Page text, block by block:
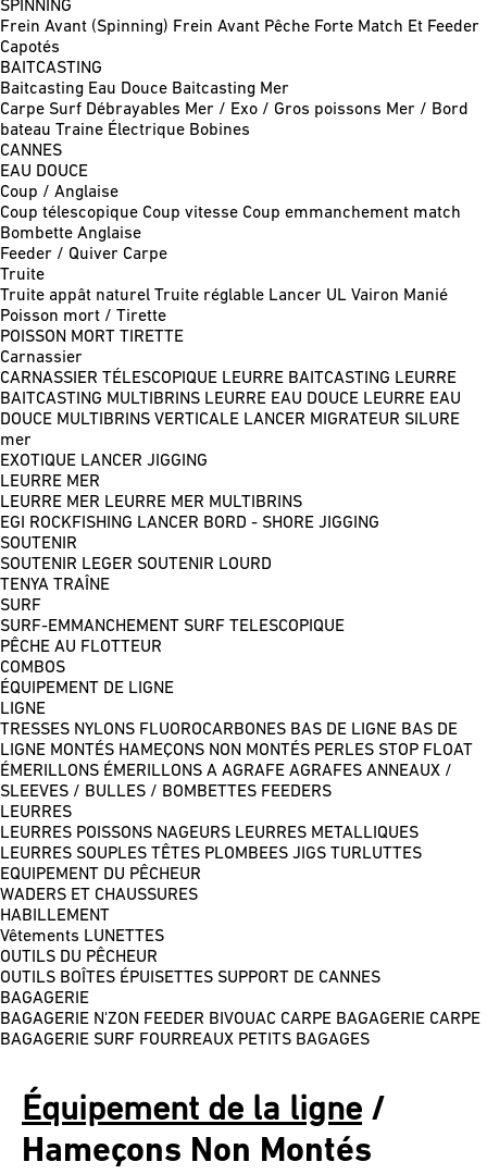
SPINNING
Frein Avant (Spinning) Frein Avant Pêche Forte Match Et Feeder
Capotés
BAITCASTING
Baitcasting Eau Douce Baitcasting Mer
Carpe Surf Débrayables Mer / Exo / Gros poissons Mer / Bord
bateau Traine Électrique Bobines
CANNES
EAU DOUCE
Coup / Anglaise
Coup télescopique Coup vitesse Coup emmanchement match
Bombette Anglaise
Feeder / Quiver Carpe
Truite
Truite appât naturel Truite réglable Lancer UL Vairon Manié
Poisson mort / Tirette
POISSON MORT TIRETTE
Carnassier
CARNASSIER TÉLESCOPIQUE LEURRE BAITCASTING LEURRE
BAITCASTING MULTIBRINS LEURRE EAU DOUCE LEURRE EAU
DOUCE MULTIBRINS VERTICALE LANCER MIGRATEUR SILURE
mer
EXOTIQUE LANCER JIGGING
LEURRE MER
LEURRE MER LEURRE MER MULTIBRINS
EGI
ROCKFISHING LANCER BORD - SHORE JIGGING
SOUTENIR
SOUTENIR LEGER SOUTENIR LOURD
TENYA TRAÎNE
SURF
SURF-EMMANCHEMENT SURF TELESCOPIQUE
PÊCHE AU FLOTTEUR
COMBOS
ÉQUIPEMENT DE LIGNE
LIGNE
TRESSES NYLONS FLUOROCARBONES BAS DE LIGNE BAS DE
LIGNE MONTÉS HAMEÇONS NON MONTÉS PERLES STOP FLOAT
ÉMERILLONS ÉMERILLONS A AGRAFE AGRAFES ANNEAUX /
SLEEVES / BULLES / BOMBETTES FEEDERS
LEURRES
LEURRES POISSONS NAGEURS LEURRES METALLIQUES
LEURRES SOUPLES TÊTES PLOMBEES JIGS TURLUTTES
EQUIPEMENT DU PÊCHEUR
WADERS ET CHAUSSURES
HABILLEMENT
Vêtements LUNETTES
OUTILS DU PÊCHEUR
OUTILS BOÎTES ÉPUISETTES SUPPORT DE CANNES
BAGAGERIE
BAGAGERIE N'ZON FEEDER BIVOUAC CARPE BAGAGERIE CARPE
BAGAGERIE SURF FOURREAUX PETITS BAGAGES
Équipement de la ligne /
Hameçons Non Montés